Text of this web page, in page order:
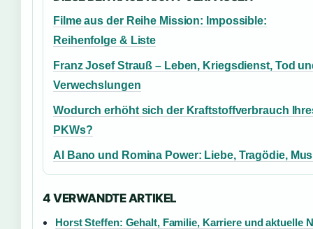
Filme aus der Reihe Mission: Impossible:
Reihenfolge & Liste
Franz Josef Strauß – Leben, Kriegsdienst, Tod
Verwechslungen
Wodurch erhöht sich der Kraftstoffverbrauch
PKWs?
Al Bano und Romina Power: Liebe, Tragödie,
4 VERWANDTE ARTIKEL
Horst Steffen: Gehalt, Familie, Karriere und aktuelle